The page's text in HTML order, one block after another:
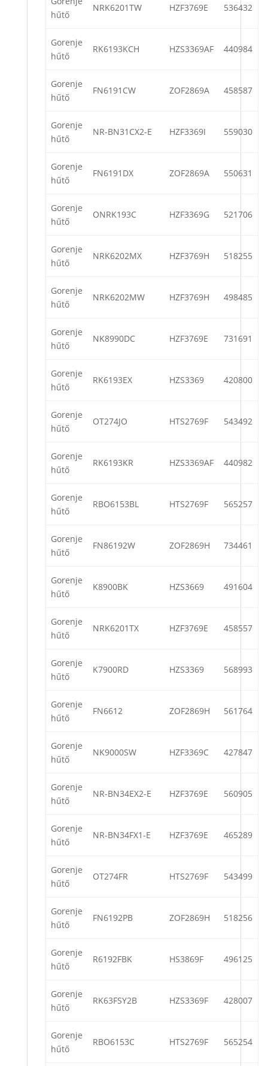
hűtő
NRK6201TW HZF3769E 536432
Gorenje
hűtő
RK6193KCH HZS3369AF 440984
Gorenje
hűtő
FN6191CW ZOF2869A 458587
Gorenje
hűtő
NR-BN31CX2-E HZF3369I 559030
Gorenje
hűtő
FN6191DX ZOF2869A 550631
Gorenje
hűtő
ONRK193C HZF3369G 521706
Gorenje
hűtő
NRK6202MX HZF3769H 518255
Gorenje
hűtő
NRK6202MW HZF3769H 498485
Gorenje
hűtő
NK8990DC HZF3769E 731691
Gorenje
hűtő
RK6193EX HZS3369 420800
Gorenje
hűtő
OT274JO HTS2769F 543492
Gorenje
hűtő
RK6193KR HZS3369AF 440982
Gorenje
hűtő
RBO6153BL HTS2769F 565257
Gorenje
hűtő
FN86192W ZOF2869H 734461
Gorenje
hűtő
K8900BK HZS3669 491604
Gorenje
hűtő
NRK6201TX HZF3769E 458557
Gorenje
hűtő
K7900RD HZS3369 568993
Gorenje
hűtő
FN6612 ZOF2869H 561764
Gorenje
hűtő
NK9000SW HZF3369C 427847
Gorenje
hűtő
NR-BN34EX2-E HZF3769E 560905
Gorenje
hűtő
NR-BN34FX1-E HZF3769E 465289
Gorenje
hűtő
OT274FR HTS2769F 543499
Gorenje
hűtő
FN6192PB ZOF2869H 518256
Gorenje
hűtő
R6192FBK HS3869F 496125
Gorenje
hűtő
RK63FSY2B HZS3369F 428007
Gorenje
hűtő
RBO6153C HTS2769F 565254